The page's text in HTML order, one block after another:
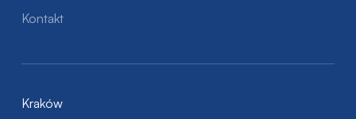
Kontakt
Kraków